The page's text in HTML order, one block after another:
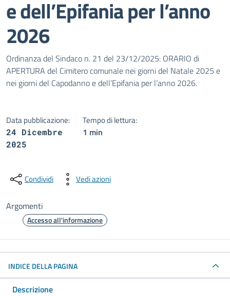
e dell’Epifania per l’anno
2026
Dettagli della notizia
Ordinanza del Sindaco n. 21 del 23/12/2025: ORARIO di
APERTURA del Cimitero comunale nei giorni del Natale 2025 e
nei giorni del Capodanno e dell’Epifania per l’anno 2026.
Data pubblicazione:
24 Dicembre
2025
Tempo di lettura:
1 min
Condividi Vedi azioni
Argomenti
Accesso all'informazione
INDICE DELLA PAGINA
Descrizione